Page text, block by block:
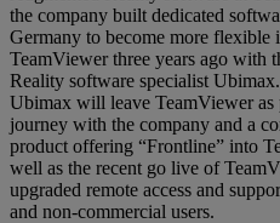
the company built dedicated
Germany to become more
TeamViewer three years ago with
Reality software specialist
Ubimax will leave TeamViewer as
journey with the company and a
product offering “Frontline” into
well as the recent go live of
upgraded remote access and
and non-commercial users.